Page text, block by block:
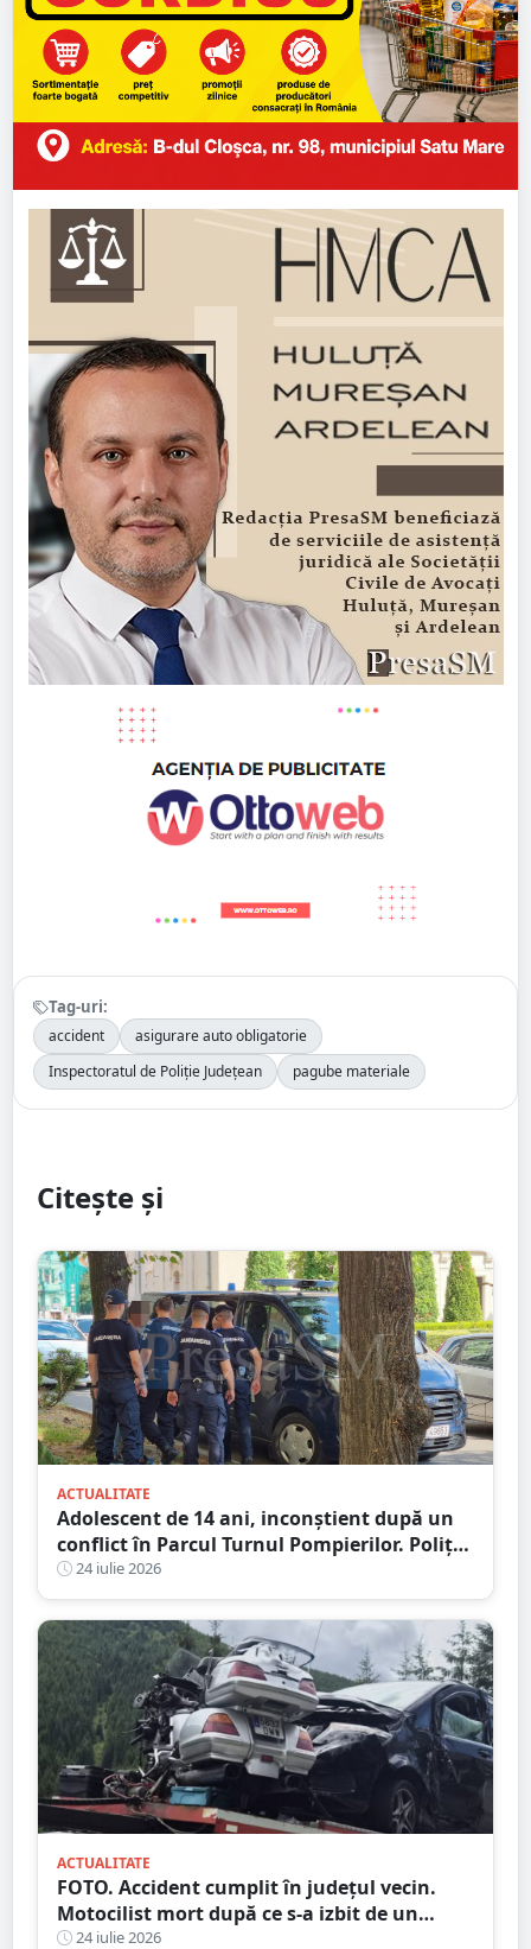
Tag-uri:
accident
asigurare auto obligatorie
Inspectoratul de Poliție Județean
pagube materiale
Citește și
ACTUALITATE
Adolescent de 14 ani, inconștient după un
conflict în Parcul Turnul Pompierilor. Poliția
a deschis dosar penal
24 iulie 2026
ACTUALITATE
FOTO. Accident cumplit în județul vecin.
Motocilist mort după ce s-a izbit de un
copac și un microbuz
24 iulie 2026